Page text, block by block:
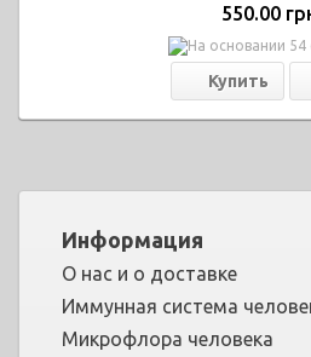
550.00
Информация
О нас и о доставке
Иммунная система
Микрофлора человека